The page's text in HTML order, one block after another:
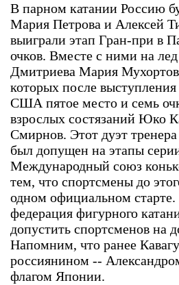
В парном катании Россию
Мария Петрова и Алексей
выиграли этап Гран-при в
очков. Вместе с ними на
Дмитриева Мария
которых после
США пятое место и семь
взрослых состязаний Юко
Смирнов. Этот дуэт
был допущен на этапы
Международный союз
тем, что спортсмены до
одном официальном
федерация фигурного
допустить спортсменов на
Напомним, что ранее
россиянином --
флагом Японии.